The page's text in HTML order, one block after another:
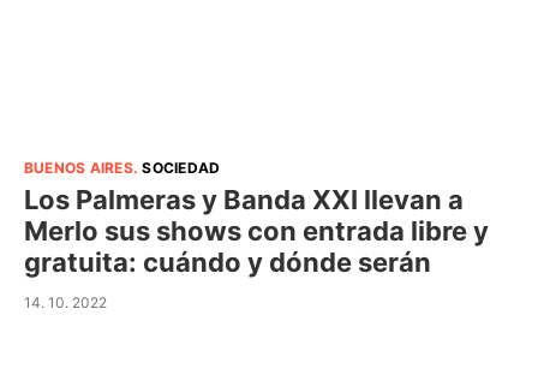
BUENOS AIRES.SOCIEDAD
Los Palmeras y Banda XXI llevan a
Merlo sus shows con entrada libre y
gratuita: cuándo y dónde serán
14. 10. 2022